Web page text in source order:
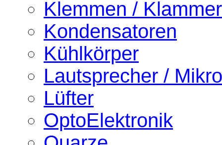
Klemmen /
Kondensatoren
Kühlkörper
Lautsprecher /
Lüfter
OptoElektronik